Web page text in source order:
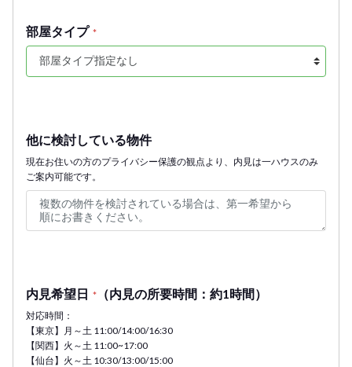
部屋タイプ *
他に検討している物件
現在お住いの方のプライバシー保護の観点より、内見は一ハウスのみ
ご案内可能です。
内見希望日 * （内見の所要時間：約1時間）
対応時間：
【東京】月～土 11:00/14:00/16:30
【関西】火～土 11:00~17:00
【仙台】火～土 10:30/13:00/15:00